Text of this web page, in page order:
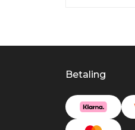
Betaling